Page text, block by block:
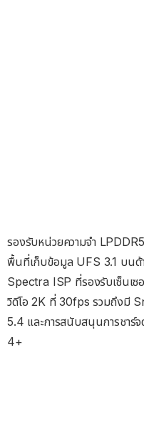
รองรับหน่วยความจำ
พื้นที่เก็บข้อมูล UFS 3.1 บน
Spectra ISP ที่รองรับเซ็นเ
วิดีโอ 2K ที่ 30fps รวมถึงมี
5.4 และการสนับสนุนการชา
4+